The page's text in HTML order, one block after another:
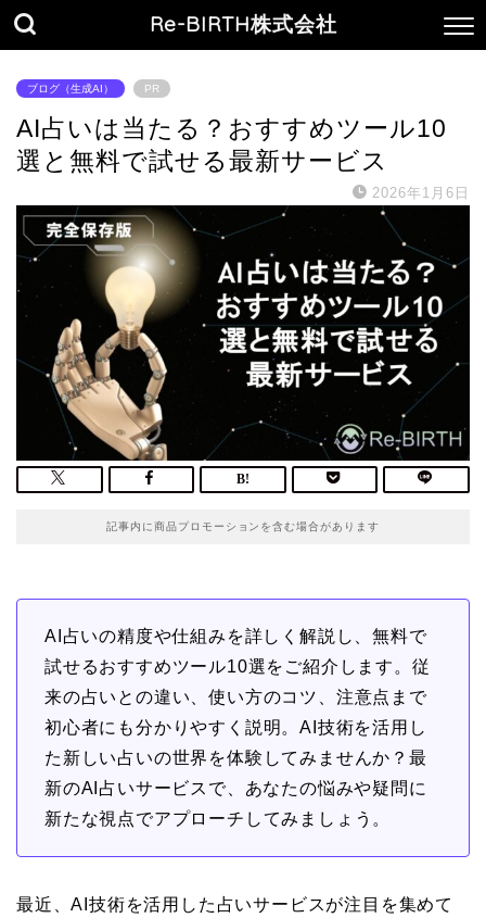
Re-BIRTH株式会社
ブログ（生成AI） PR
AI占いは当たる？おすすめツール10
選と無料で試せる最新サービス
2026年1月6日
記事内に商品プロモーションを含む場合があります
AI占いの精度や仕組みを詳しく解説し、無料で
試せるおすすめツール10選をご紹介します。従
来の占いとの違い、使い方のコツ、注意点まで
初心者にも分かりやすく説明。AI技術を活用し
た新しい占いの世界を体験してみませんか？最
新のAI占いサービスで、あなたの悩みや疑問に
新たな視点でアプローチしてみましょう。
最近、AI技術を活用した占いサービスが注目を集めて